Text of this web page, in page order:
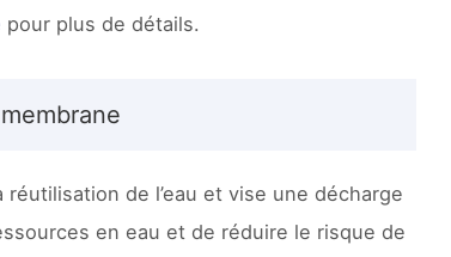
pour plus de détails.
de l’eau et vise une décharge
en eau et de réduire le risque de